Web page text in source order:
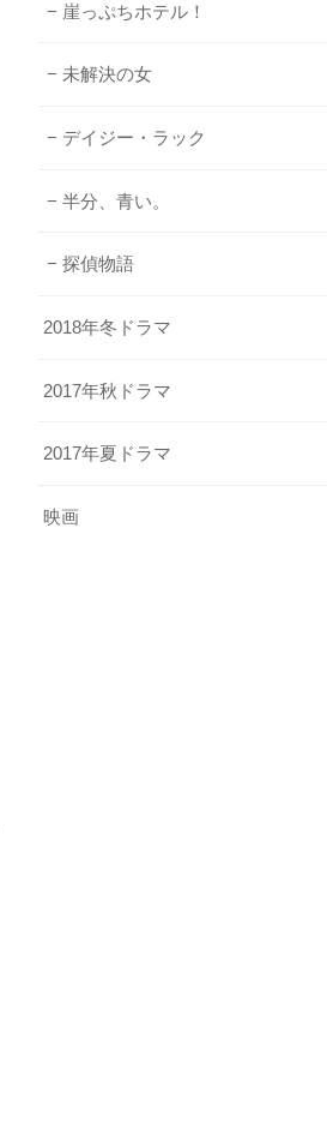
崖っぷちホテル！
未解決の女
デイジー・ラック
半分、青い。
探偵物語
2018年冬ドラマ
2017年秋ドラマ
2017年夏ドラマ
映画